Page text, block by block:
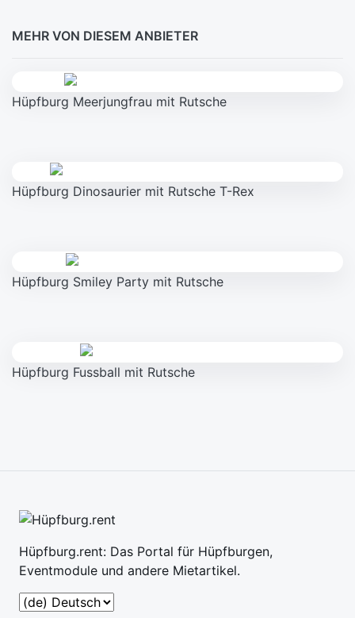
MEHR VON DIESEM ANBIETER
Hüpfburg Meerjungfrau mit Rutsche
Hüpfburg Dinosaurier mit Rutsche T-Rex
Hüpfburg Smiley Party mit Rutsche
Hüpfburg Fussball mit Rutsche
Hüpfburg.rent: Das Portal für Hüpfburgen,
Eventmodule und andere Mietartikel.